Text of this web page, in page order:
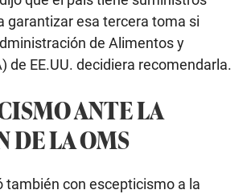
garantizar esa tercera toma si
de Alimentos y
de EE.UU. decidiera recomendarla.
ANTE LA
DE LA OMS
también con escepticismo a la